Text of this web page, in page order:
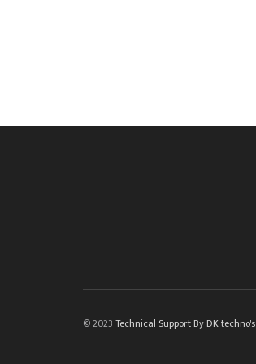
© 2023 Technical Support By DK techno's